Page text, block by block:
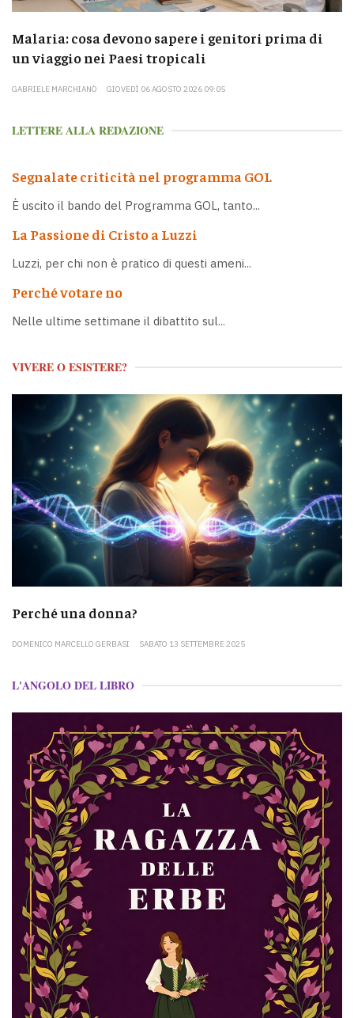
Malaria: cosa devono sapere i genitori prima di
un viaggio nei Paesi tropicali
GABRIELE MARCHIANÒ GIOVEDÌ 06 AGOSTO 2026 09:05
LETTERE ALLA REDAZIONE
Segnalate criticità nel programma GOL
È uscito il bando del Programma GOL, tanto...
La Passione di Cristo a Luzzi
Luzzi, per chi non è pratico di questi ameni...
Perché votare no
Nelle ultime settimane il dibattito sul...
VIVERE O ESISTERE?
Perché una donna?
DOMENICO MARCELLO GERBASI SABATO 13 SETTEMBRE 2025
L'ANGOLO DEL LIBRO